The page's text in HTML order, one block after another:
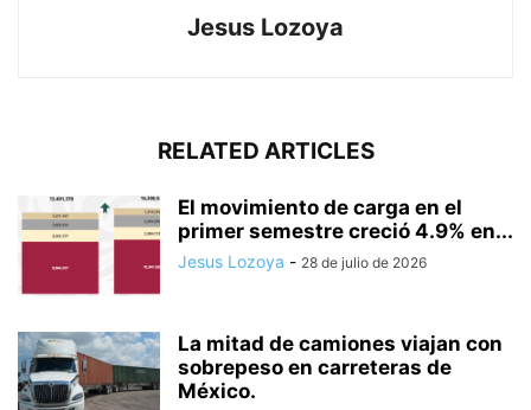
Jesus Lozoya
RELATED ARTICLES
El movimiento de carga en el
primer semestre creció 4.9% en...
Jesus Lozoya - 28 de julio de 2026
La mitad de camiones viajan con
sobrepeso en carreteras de
México.